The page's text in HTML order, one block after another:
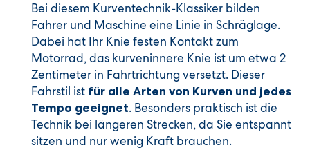
Bei diesem Kurventechnik-Klassiker bilden
Fahrer und Maschine eine Linie in Schräglage.
Dabei hat Ihr Knie festen Kontakt zum
Motorrad, das kurveninnere Knie ist um etwa 2
Zentimeter in Fahrtrichtung versetzt. Dieser
Fahrstil ist für alle Arten von Kurven und jedes
Tempo geeignet. Besonders praktisch ist die
Technik bei längeren Strecken, da Sie entspannt
sitzen und nur wenig Kraft brauchen.